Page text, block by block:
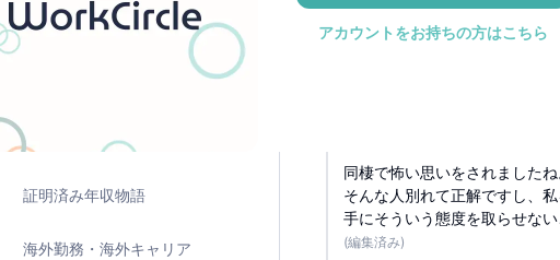
グルメ・レシピ🍣
裏話🤫
証明済み年収物語
海外勤務・海外キャリア
アカウントをお持ちの方はこちら
ると思います。
世の中に溢れる情報はネガテ
周りに上手くやっている夫婦
同棲で怖い思いをされましたね
そんな人別れて正解ですし、
手にそういう態度を取らせな
(編集済み)